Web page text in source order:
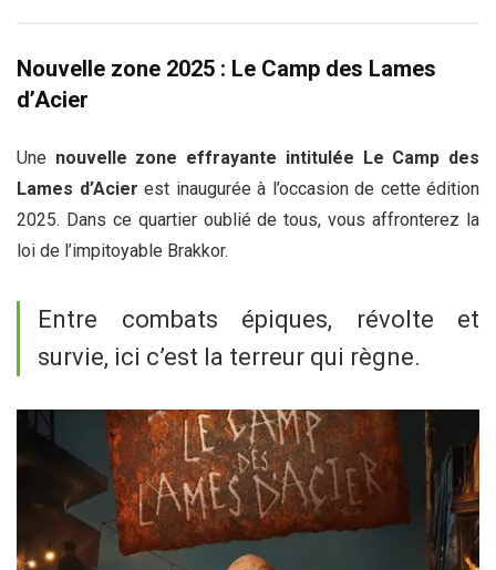
Nouvelle zone 2025 : Le Camp des Lames
d’Acier
Une nouvelle zone effrayante intitulée Le Camp des
Lames d’Acier est inaugurée à l’occasion de cette édition
2025. Dans ce quartier oublié de tous, vous affronterez la
loi de l’impitoyable Brakkor.
Entre combats épiques, révolte et
survie, ici c’est la terreur qui règne.